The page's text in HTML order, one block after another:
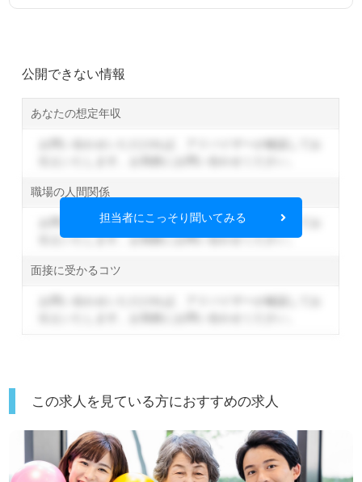
公開できない情報
あなたの想定年収
職場の人間関係
お問い合わせいただければ、アドバイザーが確認してお
伝えいたします。お気軽にお問い合わせください。
面接に受かるコツ
担当者にこっそり聞いてみる
この求人を見ている方におすすめの求人